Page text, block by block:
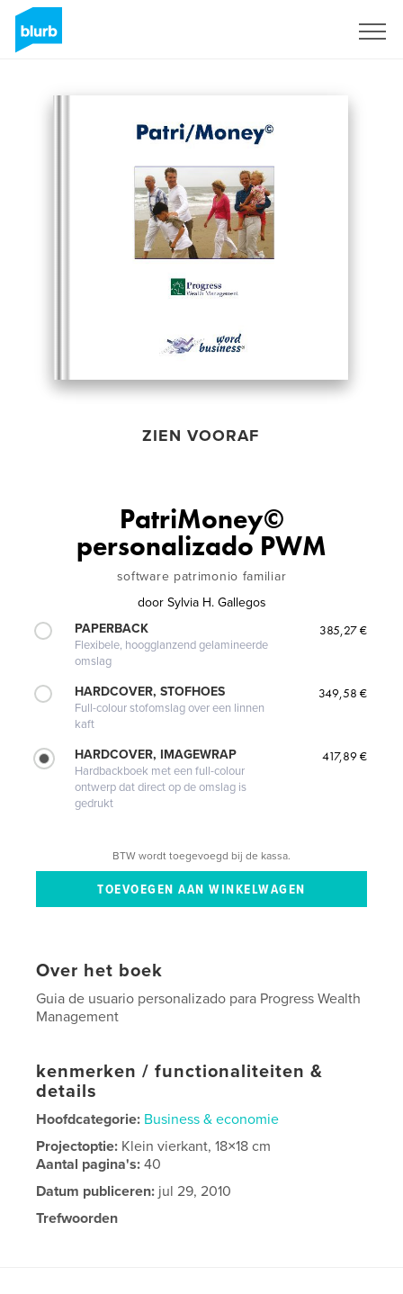
ZIEN VOORAF
PatriMoney©
personalizado PWM
software patrimonio familiar
door Sylvia H. Gallegos
PAPERBACK
Flexibele, hoogglanzend gelamineerde
omslag
385,27 €
HARDCOVER, STOFHOES
Full-colour stofomslag over een linnen
kaft
349,58 €
HARDCOVER, IMAGEWRAP
Hardbackboek met een full-colour
ontwerp dat direct op de omslag is
gedrukt
417,89 €
BTW wordt toegevoegd bij de kassa.
Over het boek
Guia de usuario personalizado para Progress Wealth
Management
kenmerken / functionaliteiten &
details
Hoofdcategorie: Business & economie
Projectoptie: Klein vierkant, 18×18 cm
Aantal pagina's:40
Datum publiceren: jul 29, 2010
Trefwoorden